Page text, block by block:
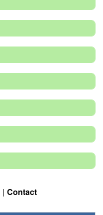
Contact